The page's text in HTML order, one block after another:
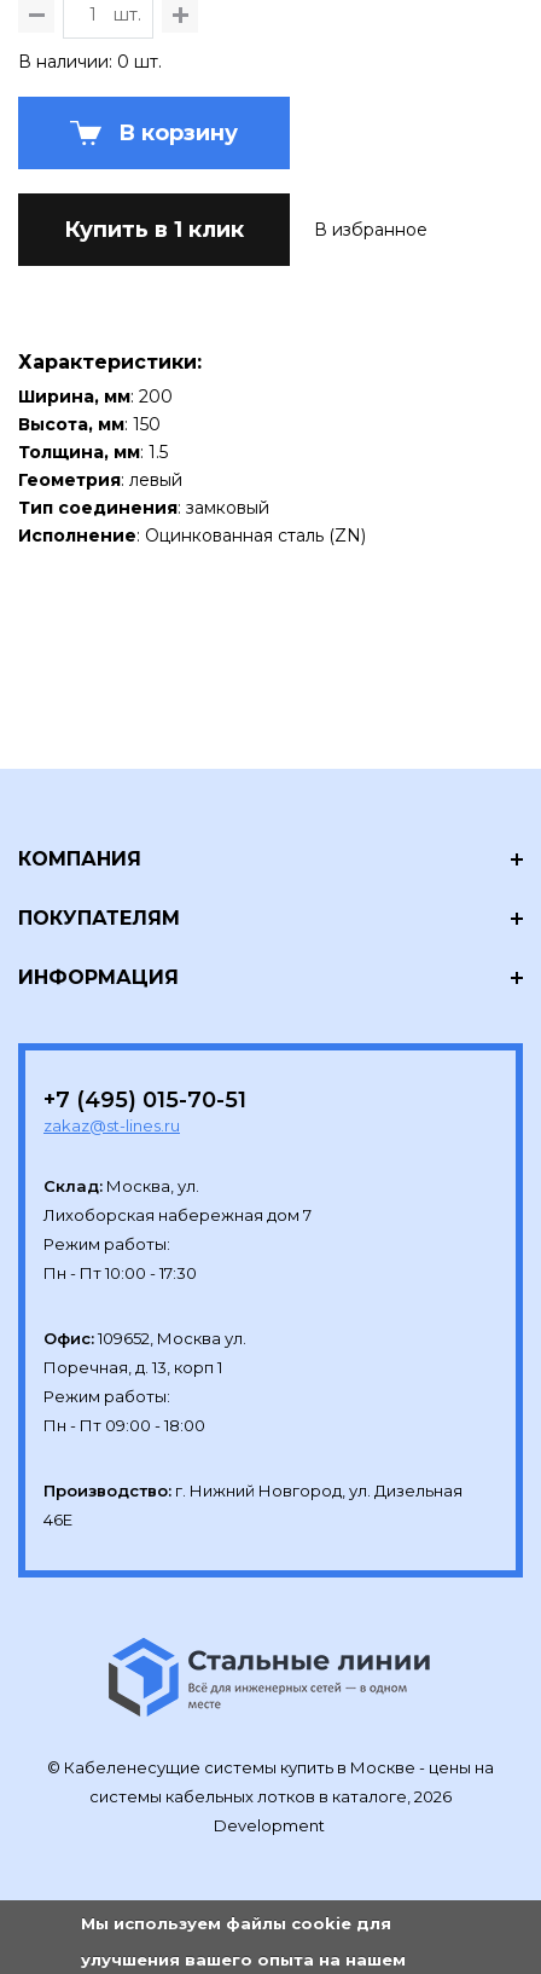
шт.
В наличии: 0 шт.
В корзину
Купить в 1 клик В избранное
Характеристики:
Ширина, мм: 200
Высота, мм: 150
Толщина, мм: 1.5
Геометрия: левый
Тип соединения: замковый
Исполнение: Оцинкованная сталь (ZN)
КОМПАНИЯ
ПОКУПАТЕЛЯМ
ИНФОРМАЦИЯ
+7 (495) 015-70-51
zakaz@st-lines.ru
Склад: Москва, ул.
Лихоборская набережная дом 7
Режим работы:
Офис:109652, Москва ул.
Поречная, д. 13, корп 1
Режим работы:
Производство: г. Нижний Новгород, ул. Дизельная
46Е
© Кабеленесущие системы купить в Москве - цены на
системы кабельных лотков в каталоге, 2026
Development
Мы используем файлы cookie для
улучшения вашего опыта на нашем